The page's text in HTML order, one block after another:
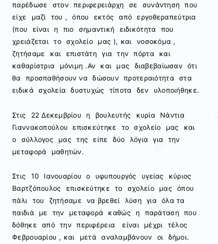
παρέδωσε στον περιφερειάρχη σε συνάντηση που
είχε μαζί του , όπου εκτός από εργοθεραπεύτρια
(που είναι η πιο σημαντική ειδικότητα που
χρειάζεται το σχολείο μας ), και νοσοκόμα ,
ζητήσαμε και επιστάτη για την πόρτα και
καθαρίστρια μόνιμη .Αν και μας διαβεβαίωσαν ότι
θα προσπαθήσουν να δώσουν προτεραιότητα στα
ειδικά σχολεία δυστυχώς τίποτα δεν υλοποιήθηκε.
Στις 22 Δεκεμβρίου η βουλευτής κυρία Νάντια
Γιαννακοπούλου επισκεύτηκε το σχολείο μας και
ο σύλλογος μας της είπε δύο λόγια για την
μεταφορά μαθητών.
Στις 10 Ιανουαρίου ο υφυπουργός υγείας κύριος
Βαρτζόπουλος επισκεύτηκε το σχολείο μας όπου
πάλι του ζητήσαμε να βρεθεί λύση για όλα τα
παιδιά με την μεταφορά καθώς η παράταση που
δόθηκε από την περιφέρεια είναι μέχρι τέλος
Φεβρουαρίου , και μετά αναλαμβάνουν οι δήμοι.